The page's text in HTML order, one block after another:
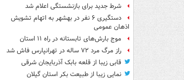
شرط جدید برای بازنشستگی اعلام شد
دستگیری ۶ نفر در بهشهر به اتهام تشویش
اذهان عمومی
موج بارش‌های تابستانه در راه ۱۱ استان
راز مرگ مرد ۷۲ ساله در تهرانپارس فاش شد
قابی زیبا از قلعه بابک آذربایجان شرقی
نمایی زیبا از طبیعت بکر استان گیلان